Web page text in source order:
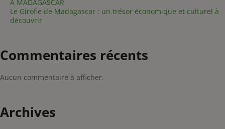
Terres Sauvages : de
Makay
À MADAGASCAR
Le Girofle de Madagascar : un trésor économique et culturel à
découvrir
Commentaires récents
Aucun commentaire à afficher.
Archives